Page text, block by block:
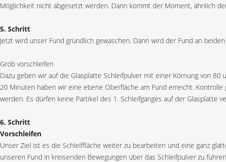
Möglichkeit nicht abgesetzt werden. Dann kommt der Moment, ähnlich
5. Schritt
Jetzt wird unser Fund gründlich gewaschen. Dann wird der Fund an
Grob vorschleifen
Dazu geben wir auf die Glasplatte Schleifpulver mit einer Körnung von
20 Minuten haben wir eine ebene Oberfläche am Fund erreicht.
werden. Es dürfen keine Partikel des 1. Schleifganges auf der Glasplatte
6. Schritt
Vorschleifen
Unser Ziel ist es die Schleiffläche weiter zu bearbeiten und eine ganz
unseren Fund in kreisenden Bewegungen über das Schleifpulver zu